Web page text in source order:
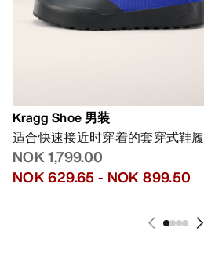
Kragg Shoe 男装
适合快速接近时穿着的套穿式鞋履
NOK 1,799.00
NOK 629.65- NOK 899.50